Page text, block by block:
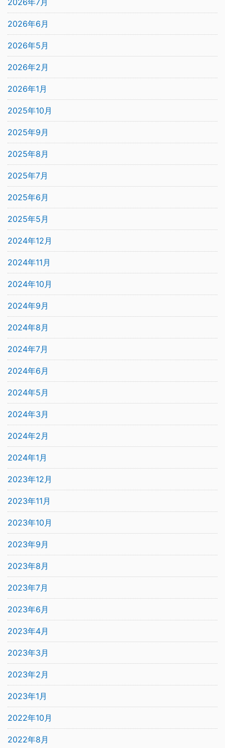
2026年7月
2026年6月
2026年5月
2026年2月
2026年1月
2025年10月
2025年9月
2025年8月
2025年7月
2025年6月
2025年5月
2024年12月
2024年11月
2024年10月
2024年9月
2024年8月
2024年7月
2024年6月
2024年5月
2024年3月
2024年2月
2024年1月
2023年12月
2023年11月
2023年10月
2023年9月
2023年8月
2023年7月
2023年6月
2023年4月
2023年3月
2023年2月
2023年1月
2022年10月
2022年8月